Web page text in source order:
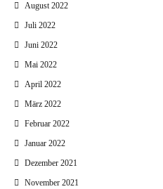
August 2022
Juli 2022
Juni 2022
Mai 2022
April 2022
März 2022
Februar 2022
Januar 2022
Dezember 2021
November 2021